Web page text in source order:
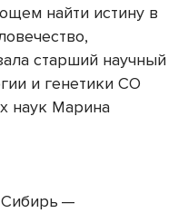
найти истину в
старший научный
и генетики СО
наук Марина
Сибирь —